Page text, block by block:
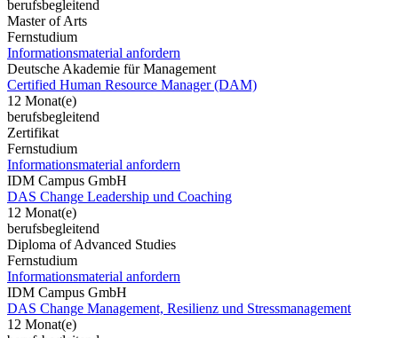
berufsbegleitend
Master of Arts
Fernstudium
Informationsmaterial anfordern
Deutsche Akademie für Management
Certified Human Resource Manager (DAM)
12 Monat(e)
berufsbegleitend
Zertifikat
Fernstudium
Informationsmaterial anfordern
IDM Campus GmbH
DAS Change Leadership und Coaching
12 Monat(e)
berufsbegleitend
Diploma of Advanced Studies
Fernstudium
Informationsmaterial anfordern
IDM Campus GmbH
DAS Change Management, Resilienz und Stressmanagement
12 Monat(e)